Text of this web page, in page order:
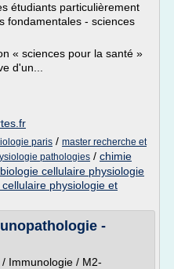
étudiants particulièrement
fondamentales - sciences
« sciences pour la santé »
d'un...
paris / master recherche et
pathologies / chimie
biologie cellulaire physiologie
physiologie et
-
Immunologie / M2-